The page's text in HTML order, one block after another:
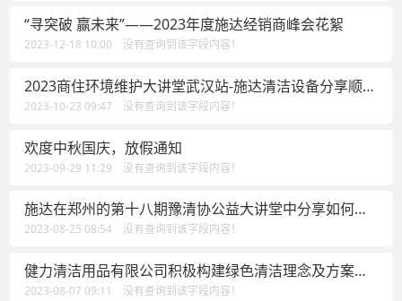
“寻突破 赢未来”——2023年度施达经销商峰会花絮
2023-12-18 10:00 没有查询到该字段内容！
2023商住环境维护大讲堂武汉站-施达清洁设备分享顺势
有为方能在物业竞争中取得领先
2023-10-23 09:47 没有查询到该字段内容！
欢度中秋国庆，放假通知
2023-09-29 11:29 没有查询到该字段内容！
施达在郑州的第十八期豫清协公益大讲堂中分享如何在
中大型物业竞争中打造领先
2023-08-25 08:54 没有查询到该字段内容！
健力清洁用品有限公司积极构建绿色清洁理念及方案，
为佛山清洁行业高质量发展做出新贡献
2023-08-07 09:11 没有查询到该字段内容！